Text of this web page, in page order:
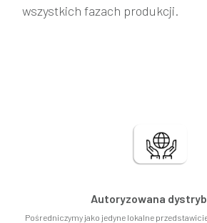
wszystkich fazach produkcji.
Autoryzowana
Pośredniczymy jako jedyne lokalne